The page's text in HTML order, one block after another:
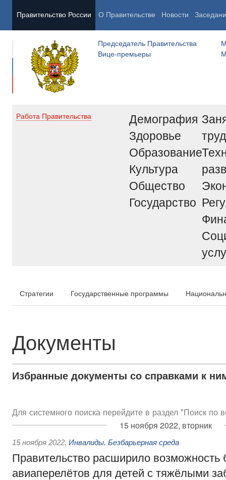
Правительство России О Правительстве Новости
Председатель Правительства
Вице-премьеры
Работа Правительства
Демография
Здоровье
Образование
Культура
Общество
Государство
труд
Стратегии Государственные программы
Документы
Избранные документы со справками к
Для системного поиска перейдите в раздел "Поиск по
15 ноября 2022, вторник
15 ноября 2022, Инвалиды. Безбарьерная среда
Правительство расширило возможность
авиаперелётов для детей с тяжёлыми